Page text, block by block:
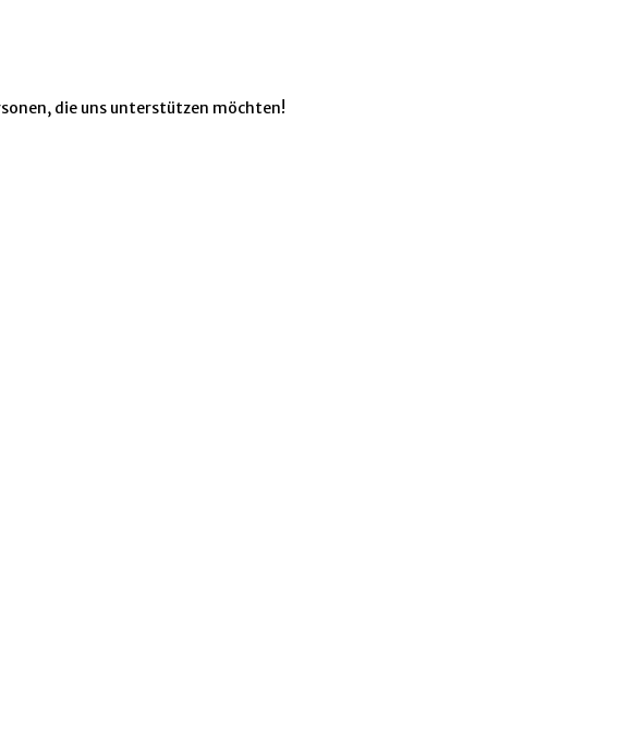
die uns unterstützen möchten!